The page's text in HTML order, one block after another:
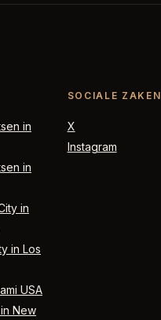
in
in
in
in Los
USA
New
SOCIALE ZAKEN
X
Instagram